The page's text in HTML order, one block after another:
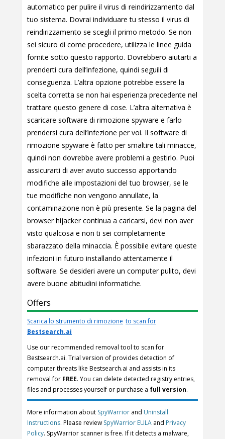
automatico per pulire il virus di reindirizzamento dal
tuo sistema. Dovrai individuare tu stesso il virus di
reindirizzamento se scegli il primo metodo. Se non
sei sicuro di come procedere, utilizza le linee guida
fornite sotto questo rapporto. Dovrebbero aiutarti a
prenderti cura dell’infezione, quindi seguili di
conseguenza. L’altra opzione potrebbe essere la
scelta corretta se non hai esperienza precedente nel
trattare questo genere di cose. L’altra alternativa è
scaricare software di rimozione spyware e farlo
prendersi cura dell’infezione per voi. Il software di
rimozione spyware è fatto per smaltire tali minacce,
quindi non dovrebbe avere problemi a gestirlo. Puoi
assicurarti di aver avuto successo apportando
modifiche alle impostazioni del tuo browser, se le
tue modifiche non vengono annullate, la
contaminazione non è più presente. Se la pagina del
browser hijacker continua a caricarsi, devi non aver
visto qualcosa e non ti sei completamente
sbarazzato della minaccia. È possibile evitare queste
infezioni in futuro installando attentamente il
software. Se desideri avere un computer pulito, devi
avere buone abitudini informatiche.
Offers
Scarica lo strumento di rimozione to scan for
Bestsearch.ai
Use our recommended removal tool to scan for
Bestsearch.ai. Trial version of provides detection of
computer threats like Bestsearch.ai and assists in its
removal for FREE. You can delete detected registry entries,
files and processes yourself or purchase a full version.
More information about SpyWarrior and Uninstall
Instructions. Please review SpyWarrior EULA and Privacy
Policy. SpyWarrior scanner is free. If it detects a malware,